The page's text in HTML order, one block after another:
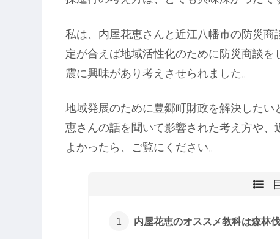
私は、内屋花恵さんと近江八幡市の防災
定が合えば地域活性化のために防災商談
震に興味があり考えさせられました。
地域発展のために豊郷町財政を解決した
恵さんの話を聞いて影響された考え方や、
よかったら、ご覧にください。
内屋花恵のオススメ教科は森林